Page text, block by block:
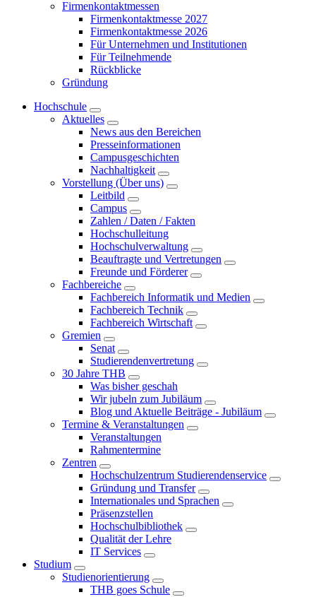
Firmenkontaktmessen
Firmenkontaktmesse 2027
Firmenkontaktmesse 2026
Für Unternehmen und Institutionen
Für Teilnehmende
Rückblicke
Gründung
Hochschule
Aktuelles
News aus den Bereichen
Presseinformationen
Campusgeschichten
Nachhaltigkeit
Vorstellung (Über uns)
Leitbild
Campus
Zahlen / Daten / Fakten
Hochschulleitung
Hochschulverwaltung
Beauftragte und Vertretungen
Freunde und Förderer
Fachbereiche
Fachbereich Informatik und Medien
Fachbereich Technik
Fachbereich Wirtschaft
Gremien
Senat
Studierendenvertretung
30 Jahre THB
Was bisher geschah
Wir jubeln zum Jubiläum
Blog und Aktuelle Beiträge - Jubiläum
Termine & Veranstaltungen
Veranstaltungen
Rahmentermine
Zentren
Hochschulzentrum Studierendenservice
Gründung und Transfer
Internationales und Sprachen
Präsenzstellen
Hochschulbibliothek
Qualität der Lehre
IT Services
Studium
Studienorientierung
THB goes Schule